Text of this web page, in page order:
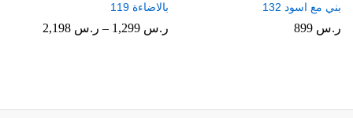
بني مع اسود 132
ر.س
بالاضاءة 119
ر.س – ر.س